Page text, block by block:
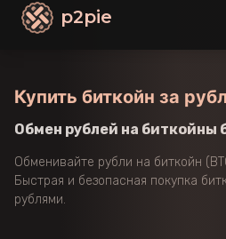
p2pie
Купить биткойн за
Обмен рублей на биткойны
Обменивайте рубли на биткойн
Быстрая и безопасная покупка
рублями.